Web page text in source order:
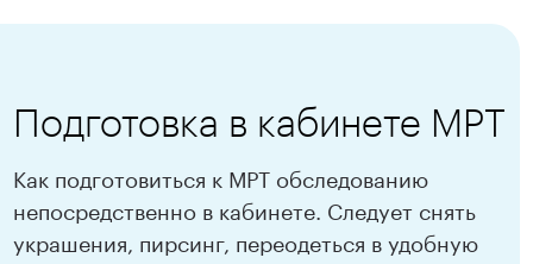
Подготовка в кабинете МРТ
Как подготовиться к МРТ обследованию
непосредственно в кабинете. Следует снять
украшения, пирсинг, переодеться в удобную